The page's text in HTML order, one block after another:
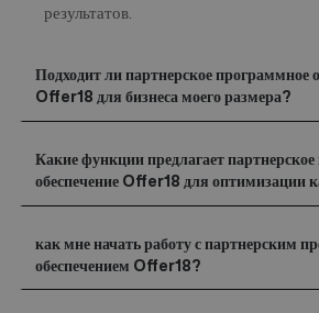
результатов.
Подходит ли партнерское программное
Offer18 для бизнеса моего размера?
Какие функции предлагает
обеспечение Offer18 для оптимизации
как мне начать работу с партнерским
обеспечением Offer18?